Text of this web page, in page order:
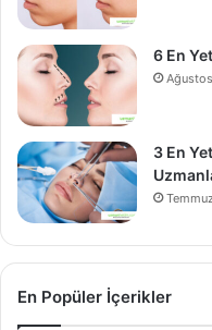
6 En
3 En
En Popüler İçerikler